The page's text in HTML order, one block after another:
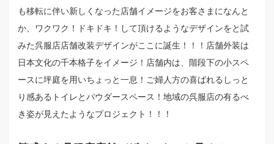
も移転に伴い新しくなった店舗イメージをお客さまになんと
か、ワクワク！ドキドキ！して頂けるようなデザインをと試
みた呉服店店舗改装デザインがここに誕生！！！店舗外装は
日本文化の千本格子をイメージ！店舗内は、階段下の小スペ
ースに坪庭を用いちょっと一息！ご婦人方の喜ばれるしっと
り感あるトイレとパウダースペース！地域の呉服店の有るべ
き姿が見えたようなプロジェクト！！！